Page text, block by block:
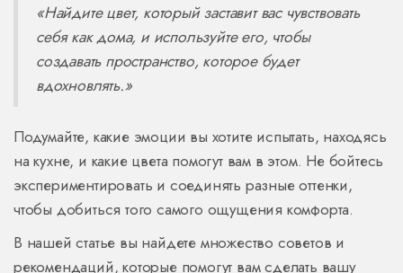
«Найдите цвет, который заставит вас чувствовать
себя как дома, и используйте его, чтобы
создавать пространство, которое будет
вдохновлять.»
Подумайте, какие эмоции вы хотите испытать, находясь
на кухне, и какие цвета помогут вам в этом. Не бойтесь
экспериментировать и соединять разные оттенки,
чтобы добиться того самого ощущения комфорта.
В нашей статье вы найдете множество советов и
рекомендаций, которые помогут вам сделать вашу